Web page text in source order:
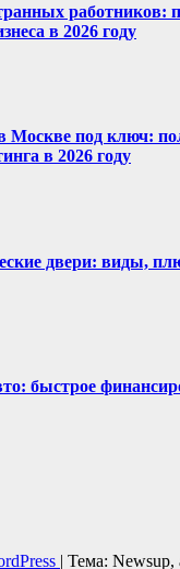
работников:
в 2026 году
Москве под ключ:
в 2026 году
двери: виды,
быстрое
| Тема: Newsup,